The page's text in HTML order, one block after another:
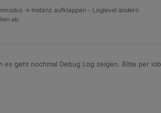
-> Instanz aufklappen - Loglevel ändern
ab
es geht nochmal Debug Log zeigen. Bitte per